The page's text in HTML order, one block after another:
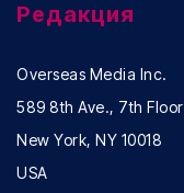
Редакция
Overseas Media Inc.
589 8th Ave., 7th Floor
New York, NY 10018
USA